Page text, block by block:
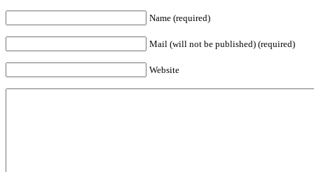
Name (required)
Mail (will not be published) (required)
Website